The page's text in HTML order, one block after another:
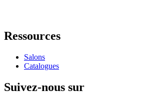
Ressources
Salons
Catalogues
Suivez-nous sur